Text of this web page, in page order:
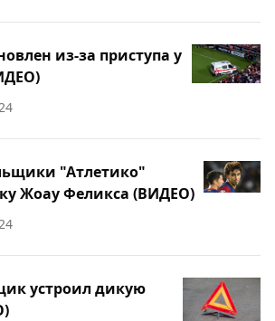
из-за приступа у
"Атлетико"
Жоау Феликса (ВИДЕО)
устроил дикую